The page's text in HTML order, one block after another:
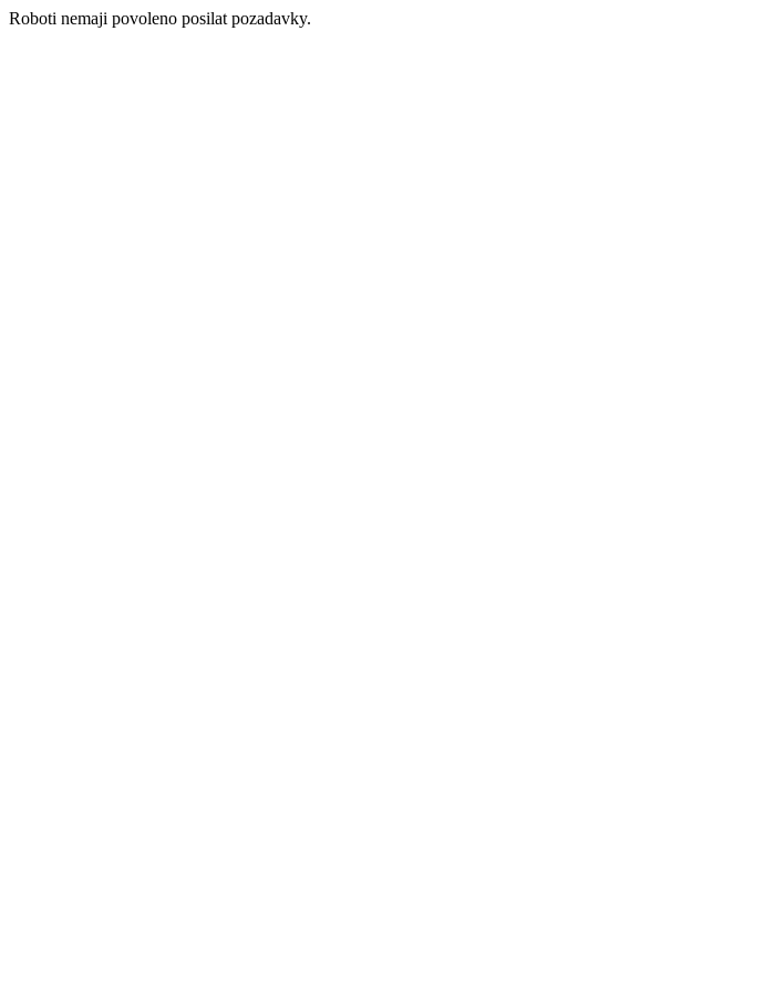
Roboti nemaji povoleno posilat pozadavky.